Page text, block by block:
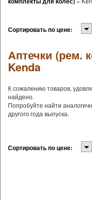
Сортировать по цене:
Аптечки (рем.
Kenda
К сожалению товаров,
найдено.
Попробуйте найти
другого года выпуска.
Сортировать по цене: